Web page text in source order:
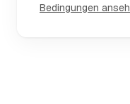
Bedingungen